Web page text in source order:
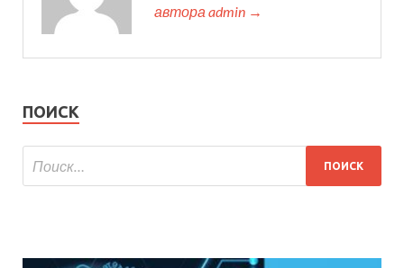
автора admin →
ПОИСК